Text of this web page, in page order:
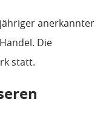
anerkannter
Die
statt.